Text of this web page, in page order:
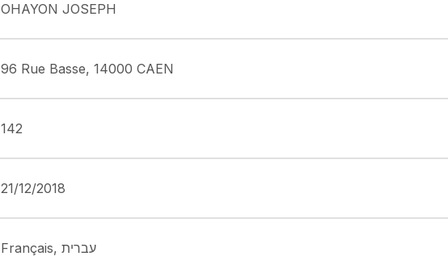
OHAYON JOSEPH
96 Rue Basse, 14000 CAEN
142
21/12/2018
Français, עברית